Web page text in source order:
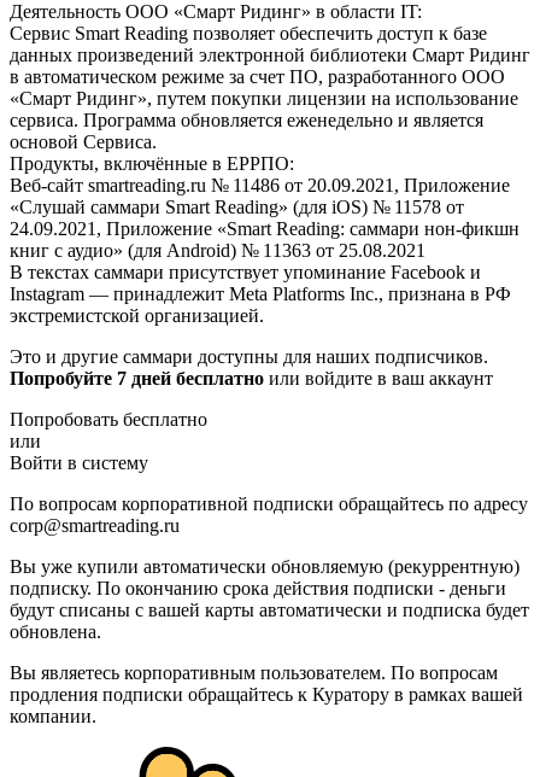
Деятельность ООО «Смарт Ридинг» в области IT:
Сервис Smart Reading позволяет обеспечить доступ к базе
данных произведений электронной библиотеки Смарт Ридинг
в автоматическом режиме за счет ПО, разработанного ООО
«Смарт Ридинг», путем покупки лицензии на использование
сервиса. Программа обновляется еженедельно и является
основой Сервиса.
Продукты, включённые в ЕРРПО:
Веб-сайт smartreading.ru № 11486 от 20.09.2021, Приложение
«Слушай саммари Smart Reading» (для iOS) № 11578 от
24.09.2021, Приложение «Smart Reading: саммари нон-фикшн
книг с аудио» (для Android) № 11363 от 25.08.2021
В текстах саммари присутствует упоминание Facebook и
Instagram — принадлежит Meta Platforms Inc., признана в РФ
экстремистской организацией.
Это и другие саммари доступны для наших подписчиков.
Попробуйте 7 дней бесплатно или войдите в ваш аккаунт
Попробовать бесплатно
или
Войти в систему
По вопросам корпоративной подписки обращайтесь по адресу
corp@smartreading.ru
Вы уже купили автоматически обновляемую (рекуррентную)
подписку. По окончанию срока действия подписки - деньги
будут списаны с вашей карты автоматически и подписка будет
обновлена.
Вы являетесь корпоративным пользователем. По вопросам
продления подписки обращайтесь к Куратору в рамках вашей
компании.